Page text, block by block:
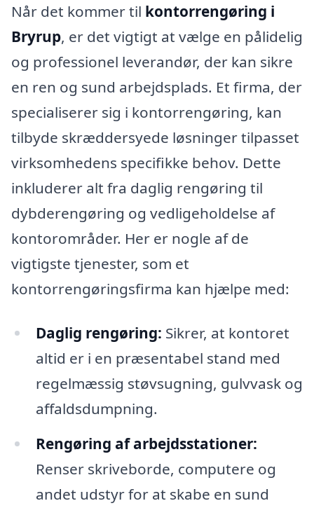
Når det kommer til kontorrengøring i
Bryrup, er det vigtigt at vælge en pålidelig
og professionel leverandør, der kan sikre
en ren og sund arbejdsplads. Et firma, der
specialiserer sig i kontorrengøring, kan
tilbyde skræddersyede løsninger tilpasset
virksomhedens specifikke behov. Dette
inkluderer alt fra daglig rengøring til
dybderengøring og vedligeholdelse af
kontorområder. Her er nogle af de
vigtigste tjenester, som et
kontorrengøringsfirma kan hjælpe med:
Daglig rengøring: Sikrer, at kontoret
altid er i en præsentabel stand med
regelmæssig støvsugning, gulvvask og
affaldsdumpning.
Rengøring af arbejdsstationer:
Renser skriveborde, computere og
andet udstyr for at skabe en sund